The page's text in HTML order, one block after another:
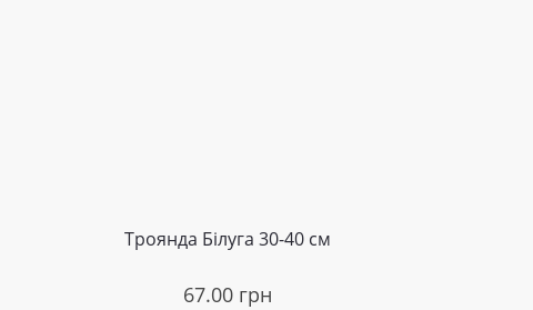
Троянда Білуга 30-40 см
67.00 грн